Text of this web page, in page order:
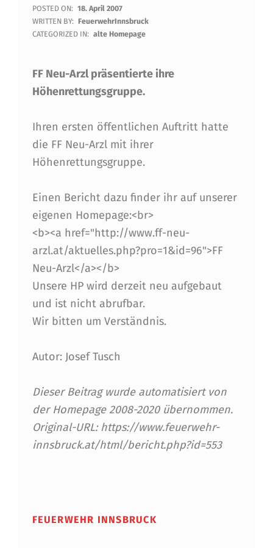
G
E
U
N
G
E
N
E
V
O
R
F
Ü
H
U
N
G
POSTED ON: 18. April 2007
WRITTEN BY: FeuerwehrInnsbruck
CATEGORIZED IN: alte Homepage
FF Neu-Arzl präsentierte ihre
Höhenrettungsgruppe.
Ihren ersten öffentlichen Auftritt hatte
die FF Neu-Arzl mit ihrer
Höhenrettungsgruppe.
Einen Bericht dazu finder ihr auf unserer
eigenen Homepage:<br>
<b><a href="http://www.ff-neu-
arzl.at/aktuelles.php?pro=1&id=96">FF
Neu-Arzl</a></b>
Unsere HP wird derzeit neu aufgebaut
und ist nicht abrufbar.
Wir bitten um Verständnis.
Autor: Josef Tusch
Dieser Beitrag wurde automatisiert von
der Homepage 2008-2020 übernommen.
Original-URL: https://www.feuerwehr-
innsbruck.at/html/bericht.php?id=553
FEUERWEHR INNSBRUCK